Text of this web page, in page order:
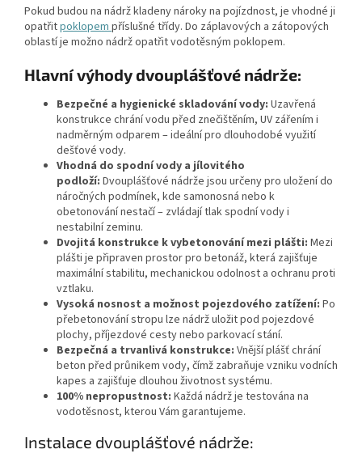
Pokud budou na nádrž kladeny nároky na pojízdnost, je vhodné ji
opatřitpoklopempříslušné třídy. Do záplavových a zátopových
oblastí je možno nádrž opatřit vodotěsným poklopem.
Hlavní výhody dvouplášťové nádrže:
Bezpečné a hygienické skladování vody: Uzavřená
konstrukce chrání vodu před znečištěním, UV zářením i
nadměrným odparem – ideální pro dlouhodobé využití
dešťové vody.
Vhodná do spodní vody a jílovitého
podloží: Dvouplášťové nádrže jsou určeny pro uložení do
náročných podmínek, kde samonosná nebo k
obetonování nestačí – zvládají tlak spodní vody i
nestabilní zeminu.
Dvojitá konstrukce k vybetonování mezi plášti: Mezi
plášti je připraven prostor pro betonáž, která zajišťuje
maximální stabilitu, mechanickou odolnost a ochranu proti
vztlaku.
Vysoká nosnost a možnost pojezdového zatížení: Po
přebetonování stropu lze nádrž uložit pod pojezdové
plochy, příjezdové cesty nebo parkovací stání.
Bezpečná a trvanlivá konstrukce: Vnější plášť chrání
beton před průnikem vody, čímž zabraňuje vzniku vodních
kapes a zajišťuje dlouhou životnost systému.
100% nepropustnost: Každá nádrž je testována na
vodotěsnost, kterou Vám garantujeme.
Instalace dvouplášťové nádrže: